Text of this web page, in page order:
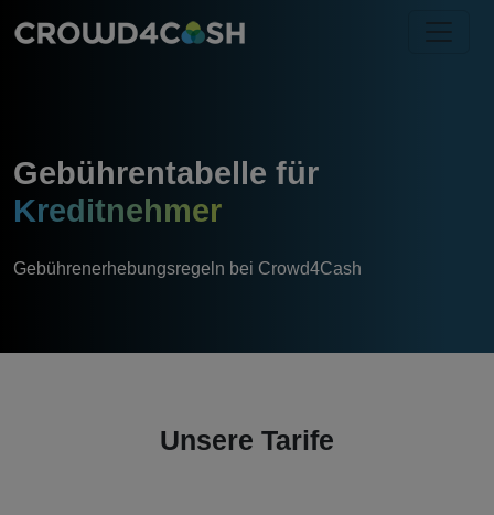
Gebührentabelle für
Kreditnehmer
Gebührenerhebungsregeln bei Crowd4Cash
Unsere Tarife